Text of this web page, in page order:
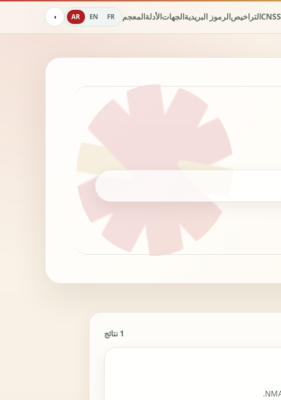
CNSSالتراخيصالرموز البريديةالجهاتالأدلةالمعجم FR
EN
AR
◑
1 نتائج